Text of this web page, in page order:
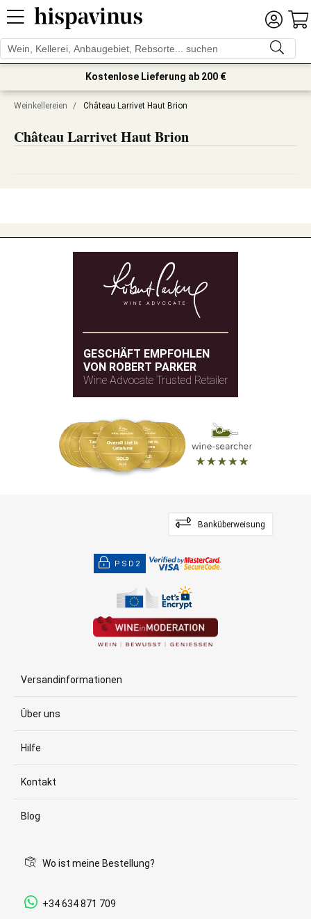
Kostenlose Lieferung ab 200 €
Weinkellereien / Château Larrivet Haut Brion
Château Larrivet Haut Brion
GESCHÄFT EMPFOHLEN
VON ROBERT PARKER
Wine Advocate Trusted Retailer
Banküberweisung
PSD2
Versandinformationen
Über uns
Hilfe
Kontakt
Blog
Wo ist meine Bestellung?
+34 634 871 709